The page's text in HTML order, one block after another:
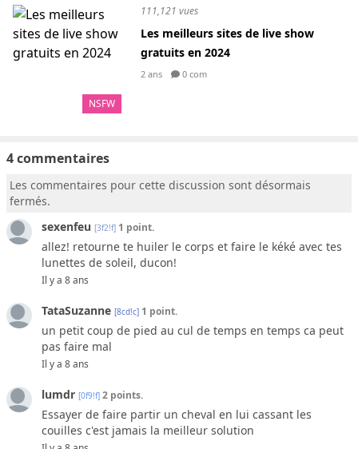
NSFW
111,121 vues
Les meilleurs sites de live show
gratuits en 2024
2 ans 0 com
4 commentaires
Les commentaires pour cette discussion sont désormais
fermés.
sexenfeu [3f2!f] 1 point.
allez! retourne te huiler le corps et faire le kéké avec tes
lunettes de soleil, ducon!
Il y a 8 ans
TataSuzanne [8cd!c] 1 point.
un petit coup de pied au cul de temps en temps ca peut
pas faire mal
Il y a 8 ans
lumdr [0f9!f] 2 points.
Essayer de faire partir un cheval en lui cassant les
couilles c'est jamais la meilleur solution